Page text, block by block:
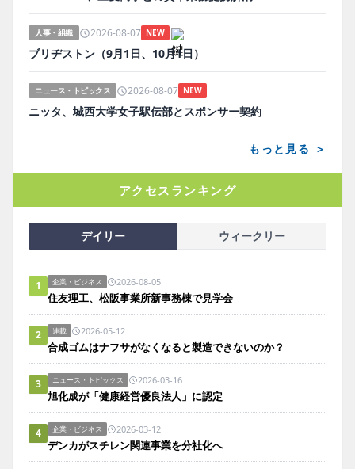
人事・組織 2026-08-07 NEW
ブリヂストン（9月1日、10月1日）
ニュース・トピックス 2026-08-07 NEW
ニッタ、城西大学女子駅伝部とスポンサー契約
もっと見る ＞
アクセスランキング
デイリー ウィークリー
1 企業・ビジネス 2026-08-05
住友理工、松阪事業所新事務棟で見学会
2 連載 2026-05-12
合成ゴムはナフサがなくなると製造できないのか？
3 ニュース・トピックス 2026-03-16
旭化成が「健康経営優良法人」に認定
4 企業・ビジネス 2026-03-12
デンカがスチレン関連事業を分社化へ